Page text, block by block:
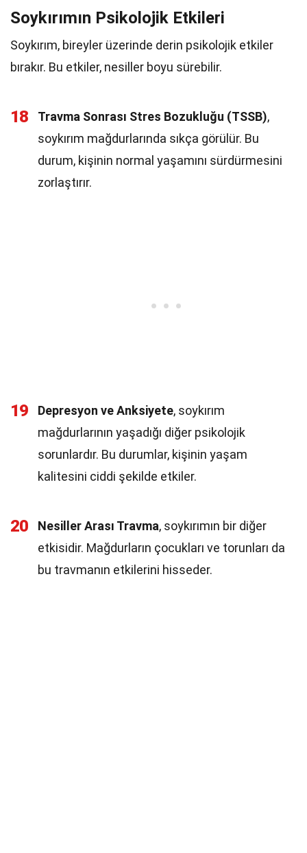
Soykırımın Psikolojik Etkileri
Soykırım, bireyler üzerinde derin psikolojik etkiler
bırakır. Bu etkiler, nesiller boyu sürebilir.
18 Travma Sonrası Stres Bozukluğu (TSSB),
soykırım mağdurlarında sıkça görülür. Bu
durum, kişinin normal yaşamını sürdürmesini
zorlaştırır.
19 Depresyon ve Anksiyete, soykırım
mağdurlarının yaşadığı diğer psikolojik
sorunlardır. Bu durumlar, kişinin yaşam
kalitesini ciddi şekilde etkiler.
20 Nesiller Arası Travma, soykırımın bir diğer
etkisidir. Mağdurların çocukları ve torunları da
bu travmanın etkilerini hisseder.